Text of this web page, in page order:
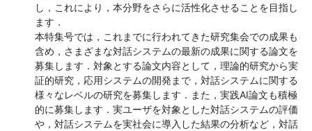
し，これにより，本分野をさらに活性化させることを目指し
ます．
本特集号では，これまでに行われてきた研究集会での成果も
含め，さまざまな対話システムの最新の成果に関する論文を
募集します．対象とする論文内容として，理論的研究から実
証的研究，応用システムの開発まで，対話システムに関する
様々なレベルの研究を募集します．また，実践AI論文も積極
的に募集します．実ユーザを対象とした対話システムの評価
や，対話システムを実社会に導入した結果の分析など，対話